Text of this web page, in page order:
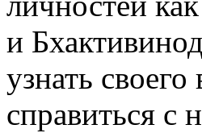
и
узнать
справиться с